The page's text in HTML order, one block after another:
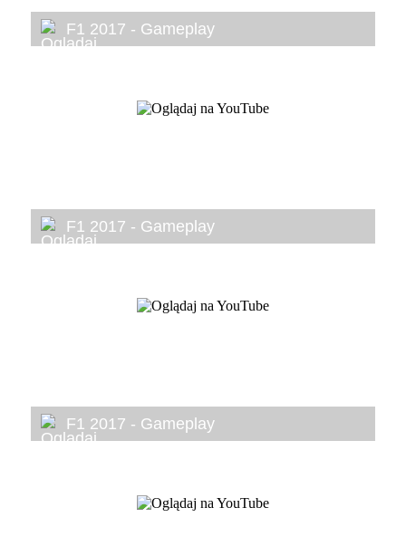
F1 2017 - Gameplay
F1 2017 - Gameplay
F1 2017 - Gameplay